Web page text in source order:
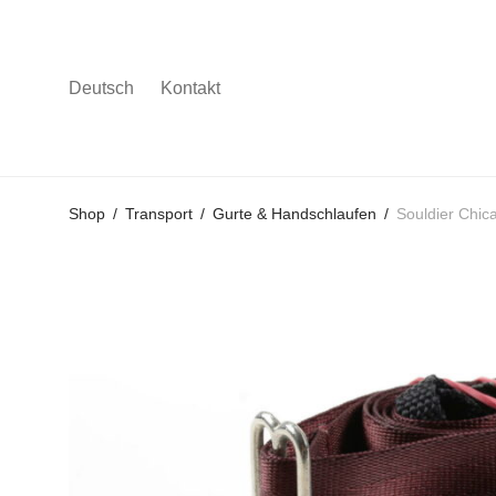
Deutsch Kontakt
Shop / Transport / Gurte & Handschlaufen / Souldier